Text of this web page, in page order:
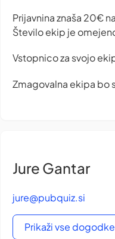
Prijavnina znaša 20€
Število ekip je
Vstopnico za svojo
Zmagovalna ekipa bo
Jure Gantar
jure@pubquiz.si
Prikaži vse dogodke